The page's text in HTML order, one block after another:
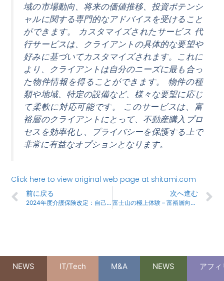
域の市場動向、将来の価値推移、投資ポテンシ
ャルに関する専門的なアドバイスを受けること
ができます。 カスタマイズされたサービス 代
行サービスは、クライアントの具体的な要望や
好みに基づいてカスタマイズされます。これに
より、クライアントは自分のニーズに最も合っ
た物件情報を得ることができます。 物件の種
類や地域、特定の設備など、様々な要望に応じ
て柔軟に対応可能です。 このサービスは、富
裕層のクライアントにとって、不動産購入プロ
セスを効率化し、プライバシーを保護する上で
非常に有益なオプションとなります。
Click here to view original web page at shitami.com
前に戻る
2024年度介護保険改定：自己負担2割への移行とその影響
次へ進む
富士山の極上体験 – 富裕層向けの究極の旅
NEWS IT/Tech M&A NEWS アフ